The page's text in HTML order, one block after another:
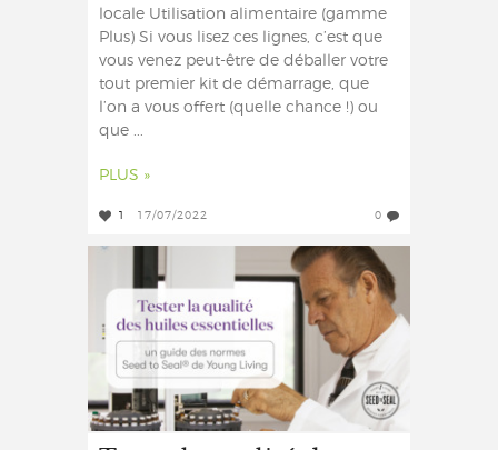
locale Utilisation alimentaire (gamme
Plus) Si vous lisez ces lignes, c’est que
vous venez peut-être de déballer votre
tout premier kit de démarrage, que
l’on a vous offert (quelle chance !) ou
que ...
PLUS »
1 17/07/2022 0